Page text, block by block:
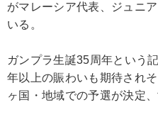
がマレーシア代表、ジュニ
いる。
ガンプラ生誕35周年という
年以上の賑わいも期待され
ヶ国・地域での予選が決定